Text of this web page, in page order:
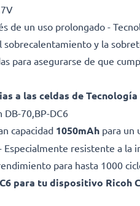
de un uso prolongado -
y la
para asegurarse de que
a las celdas de
70,BP-DC6
capacidad 1050mAh para un
resistente a la
para hasta 1000
para tu dispositivo Ricoh